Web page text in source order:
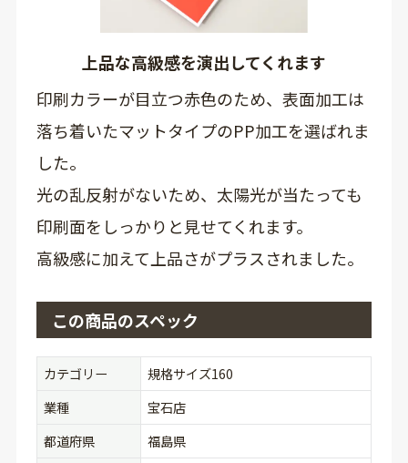
上品な高級感を演出してくれます
印刷カラーが目立つ赤色のため、表面加工は
落ち着いたマットタイプのPP加工を選ばれま
した。
光の乱反射がないため、太陽光が当たっても
印刷面をしっかりと見せてくれます。
高級感に加えて上品さがプラスされました。
この商品のスペック
カテゴリー
規格サイズ160
業種
宝石店
都道府県
福島県